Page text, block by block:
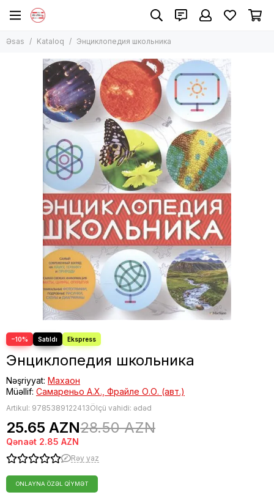
Əsas Kataloq Энциклопедия школьника
−10%
Энциклопедия школьника
Nəşriyyat: Махаон
Müəllif: Самареньо А.Х., Фрайле О.О. (авт.)
Artikul: 9785389122413Ölçü vahidi: ədəd
25.65 AZN28.50 AZN
Qənaət 2.85 AZN
Rəy yaz
ONLAYNA ÖZƏL QIYMƏT